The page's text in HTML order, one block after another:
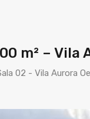
m² – Vila
02 - Vila Aurora